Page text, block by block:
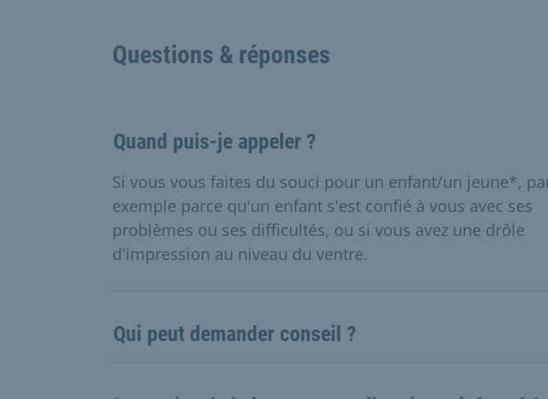
Questions & réponses
Quand puis-je appeler ?
Si vous vous faites du souci pour un enfant/un jeune*,
exemple parce qu'un enfant s'est confié à vous avec ses
problèmes ou ses difficultés, ou si vous avez une drôle
d'impression au niveau du ventre.
Qui peut demander conseil ?